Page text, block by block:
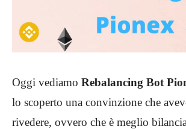
Oggi vediamo Rebalancing Bot
lo scoperto una convinzione che
rivedere, ovvero che è meglio